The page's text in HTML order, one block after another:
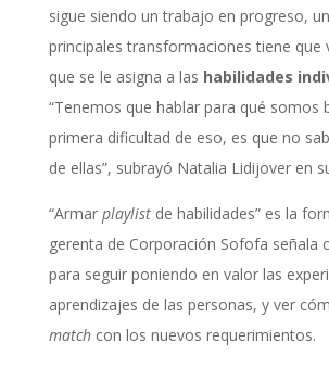
sigue siendo un trabajo en progreso,
principales transformaciones tiene que
que se le asigna a las habilidades
“Tenemos que hablar para qué somos
primera dificultad de eso, es que no
de ellas”, subrayó Natalia Lidijover en
“Armar playlistde habilidades” es la
gerenta de Corporación Sofofa señala
para seguir poniendo en valor las
aprendizajes de las personas, y ver
matchcon los nuevos requerimientos.